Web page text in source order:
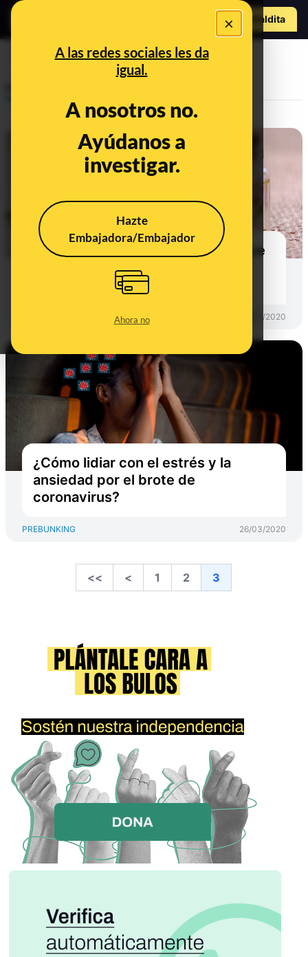
×
A las redes sociales les da
igual.
A nosotros no.
Ayúdanos a
investigar.
Hazte
Embajadora/Embajador
Ahora no
Hazte Maldita
ansiedad
No, no hay evidencia científica que
demuestre que la aromaterapia
tiene beneficios para la salud
11/03/2020
¿Cómo lidiar con el estrés y la
ansiedad por el brote de
coronavirus?
PREBUNKING 26/03/2020
<< < 1 2 3